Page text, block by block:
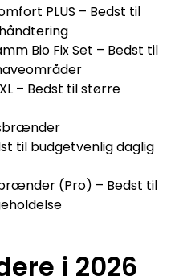
PLUS – Bedst til
Bio Fix Set – Bedst til
– Bedst til større
til budgetvenlig daglig
(Pro) – Bedst til
i 2026